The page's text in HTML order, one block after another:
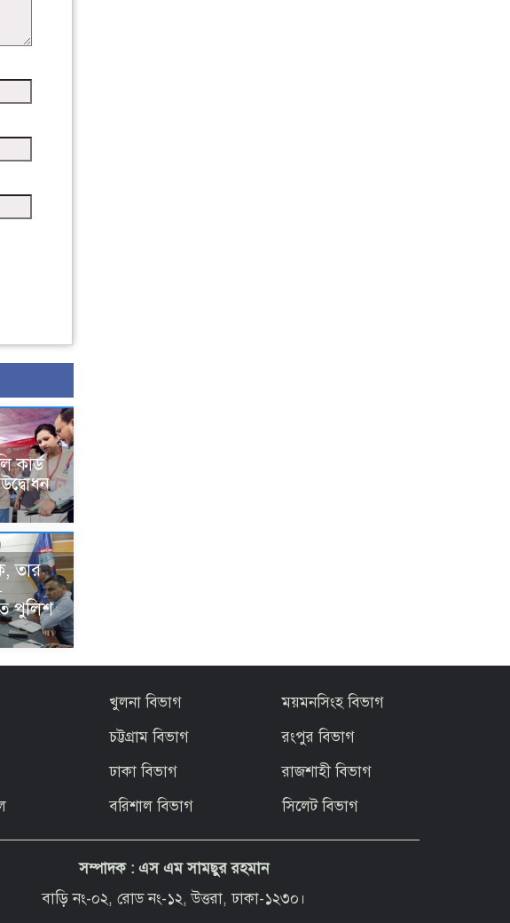
কার্ড
তার
পুলিশ
খুলনা বিভাগ
চট্টগ্রাম বিভাগ
ঢাকা বিভাগ
বরিশাল বিভাগ
ময়মনসিংহ বিভাগ
রংপুর বিভাগ
রাজশাহী বিভাগ
সিলেট বিভাগ
সম্পাদক : এস এম সামছুর রহমান
বাড়ি নং-০২, রোড নং-১২, উত্তরা, ঢাকা-১২৩০।